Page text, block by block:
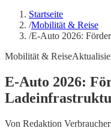
Startseite
/Mobilität & Reise
/E-Auto 2026:
Mobilität & Reise
E-Auto 2026:
Von Redaktion